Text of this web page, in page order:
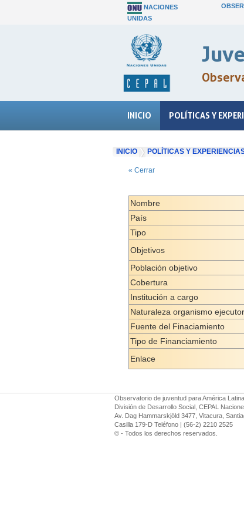
NACIONES
UNIDAS
INICIO POLÍTICAS Y
INICIO POLÍTICAS Y
« Cerrar
Nombre
País
Tipo
Objetivos
Población objetivo
Cobertura
Institución a cargo
Naturaleza organismo ejecutor
Fuente del Finaciamiento
Tipo de Financiamiento
Enlace
Observatorio de juventud para América
División de Desarrollo Social, CEPAL
Av. Dag Hammarskjöld 3477, Vitacura,
Casilla 179-D Teléfono | (56-2) 2210 2525
© - Todos los derechos reservados.